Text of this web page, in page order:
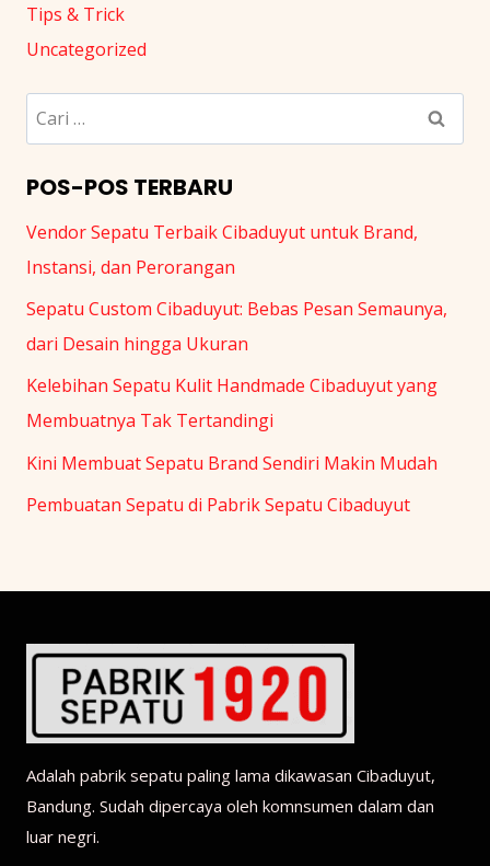
Tips & Trick
Uncategorized
Cari
untuk:
POS-POS TERBARU
Vendor Sepatu Terbaik Cibaduyut untuk Brand,
Instansi, dan Perorangan
Sepatu Custom Cibaduyut: Bebas Pesan Semaunya,
dari Desain hingga Ukuran
Kelebihan Sepatu Kulit Handmade Cibaduyut yang
Membuatnya Tak Tertandingi
Kini Membuat Sepatu Brand Sendiri Makin Mudah
Pembuatan Sepatu di Pabrik Sepatu Cibaduyut
Adalah pabrik sepatu paling lama dikawasan Cibaduyut,
Bandung. Sudah dipercaya oleh komnsumen dalam dan
luar negri.